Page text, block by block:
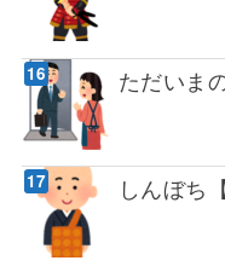
ただいま
しんぼち